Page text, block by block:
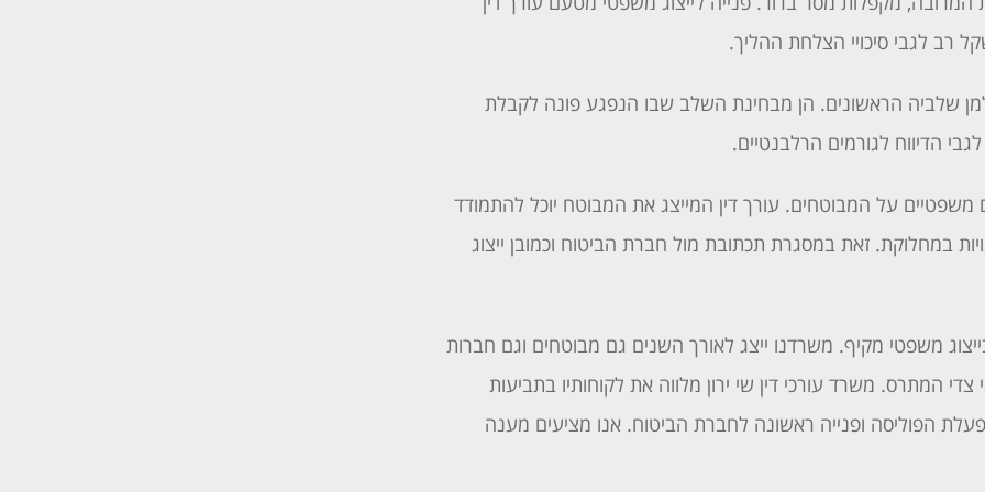
רב לגבי סיכויי הצלחת ההליך.
שלביה הראשונים. הן מבחינת השלב שבו הנפגע פונה לקבלת
הדיווח לגורמים הרלבנטיים.
על המבוטחים. עורך דין המייצג את המבוטח יוכל להתמודד
במחלוקת. זאת במסגרת תכתובת מול חברת הביטוח וכמובן ייצוג
בייצוג משפטי מקיף. משרדנו ייצג לאורך השנים גם מבוטחים וגם חברות
המתרס. משרד עורכי דין שי ירון מלווה את לקוחותיו בתביעות
הפוליסה ופנייה ראשונה לחברת הביטוח. אנו מציעים מענה